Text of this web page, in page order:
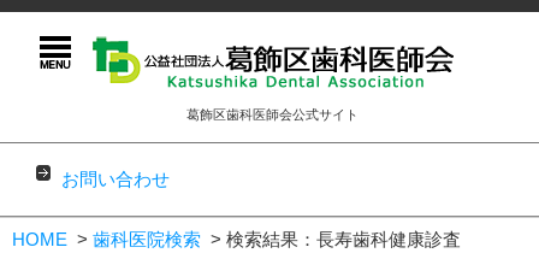
葛飾区歯科医師会公式サイト
お問い合わせ
コンテンツに移動
HOME 歯科医院検索 検索結果：長寿歯科健康診査